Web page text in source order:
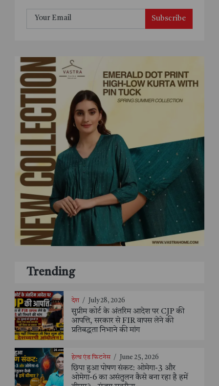
Subscribe
Trending
देश / July 28, 2026
सुप्रीम कोर्ट के अंतरिम आदेश पर CJP की
आपत्ति, सरकार से FIR वापस लेने की
प्रतिबद्धता निभाने की मांग
हेल्थ एंड फिटनेस / June 25, 2026
छिपा हुआ पोषण संकट: ओमेगा-3 और
ओमेगा-6 का असंतुलन कैसे बना रहा है हमें